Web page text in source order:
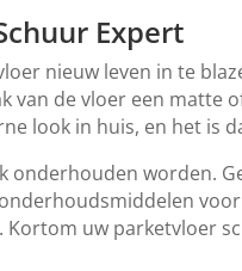
Expert
nieuw leven in te
de vloer een matte
look in huis, en het is
onderhouden worden.
uw parketvloer